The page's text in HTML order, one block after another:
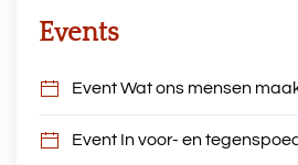
Events
Event Wat ons mensen
Event In voor- en